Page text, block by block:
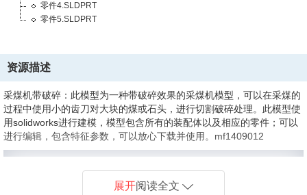
零件4.SLDPRT
零件5.SLDPRT
资源描述
采煤机带破碎：此模型为一种带破碎效果的采煤机模型，可以在采煤的
过程中使用小的齿刀对大块的煤或石头，进行切割破碎处理。此模型使
用solidworks进行建模，模型包含所有的装配体以及相应的零件；可以
进行编辑，包含特征参数，可以放心下载并使用。mf1409012
展开阅读全文